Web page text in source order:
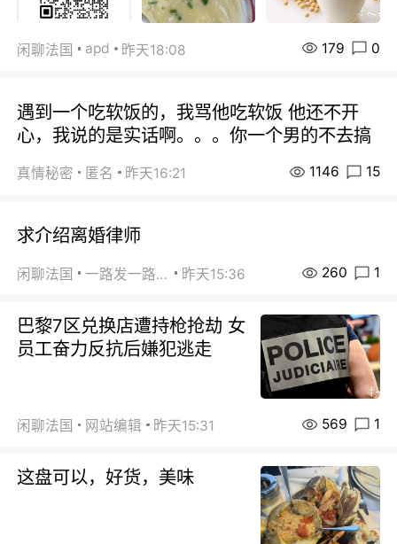
闲聊法国 apd 昨天18:08 179 0
遇到一个吃软饭的，我骂他吃软饭 他还不开
心，我说的是实话啊。。。你一个男的不去搞
真情秘密 匿名 昨天16:21 1146 15
求介绍离婚律师
闲聊法国 一路发一路发 昨天15:36 260 1
巴黎7区兑换店遭持枪抢劫 女
员工奋力反抗后嫌犯逃走
闲聊法国 网站编辑 昨天15:31 569 1
这盘可以，好货，美味